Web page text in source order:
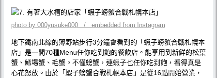
photo by 000yusuke000 / embedded from Instagram
地下鐵南北線的薄野站步行3分鐘會看到的「蝦子螃蟹合戰札幌本
店」是一間70種Menu任你吃到飽的餐飲店。能享用到新鮮的松葉
蟹、鱈場蟹、毛蟹。不僅螃蟹，連蝦子也任你吃到飽，看得真是
心花怒放。由於「蝦子螃蟹合戰札幌本店」是從16點開始營業，